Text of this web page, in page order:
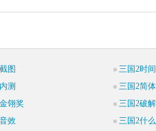
图
三国2时间
测
三国2简
翎奖
三国2破
效 三国2什